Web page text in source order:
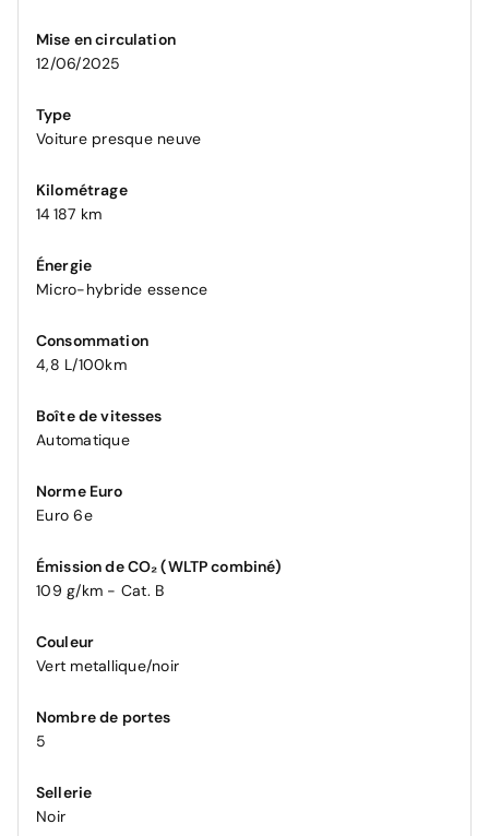
Mise en circulation
12/06/2025
Type
Voiture presque neuve
Kilométrage
14 187 km
Énergie
Micro-hybride essence
Consommation
4,8 L/100km
Boîte de vitesses
Automatique
Norme Euro
Euro 6e
Émission de CO₂ (WLTP combiné)
109 g/km - Cat. B
Couleur
Vert metallique/noir
Nombre de portes
5
Sellerie
Noir